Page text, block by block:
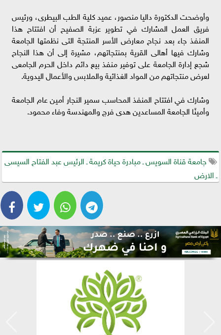
وأوضحت الدكتورة داليا منصور، عميد كلية الطب البيطرى، ورئيس
فريق العمل المشارك في تطوير عزبة الصفيح أن افتتاح هذا
المنفذ جاء بعد نجاح معارض الأسر المنتجة التى نظمتها الجامعة
وشارك فيها أهالى القرية بمنتجاتهم، مشيرة إلى أن هذا النجاح
شجع إدارة الجامعة على توفير منفذ بيع دائم داخل الحرم الجامعى
لعرض منتجاتهم من المواد الغذائية والملابس والأعمال اليدوية.
وشارك في افتتاح المنفذ المحاسب سمير النجار أمين عام الجامعة
وأمينًا الجامعة المساعدين هدى فرج والمهندسة وفاء محمود.
جامعة قناة السويس ـ مبادرة حياة كريمة ـ الرئيس عبد الفتاح السيسى
ـ الارض